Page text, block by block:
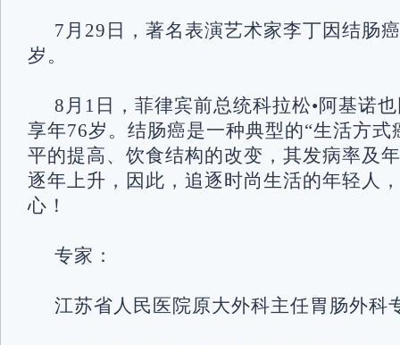
7月29日，著名表演艺术家李丁因结肠
岁。
8月1日，菲律宾前总统科拉松•阿基诺
享年76岁。结肠癌是一种典型的“生活方式
平的提高、饮食结构的改变，其发病率及
逐年上升，因此，追逐时尚生活的年轻人
心！
专家：
江苏省人民医院原大外科主任胃肠外科